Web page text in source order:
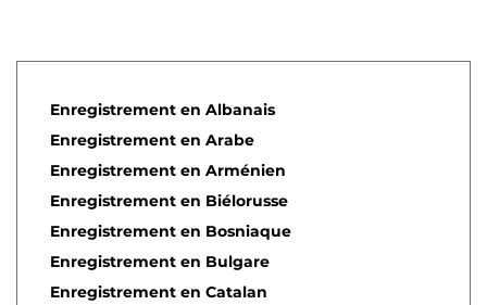
Enregistrement en Albanais
Enregistrement en Arabe
Enregistrement en Arménien
Enregistrement en Biélorusse
Enregistrement en Bosniaque
Enregistrement en Bulgare
Enregistrement en Catalan